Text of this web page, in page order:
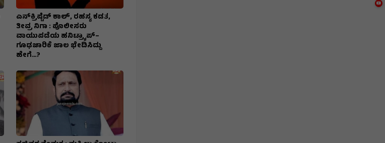
ಎನ್‌ಕ್ರಿಪ್ಟೆಡ್‌ ಕಾಲ್‌, ರಹಸ್ಯ ಕಡತ,
ತೀವ್ರ ನಿಗಾ : ಪೊಲೀಸರು
ವಾಯುಪಡೆಯ ಹನಿಟ್ರ್ಯಾಪ್–
ಗೂಢಚಾರಿಕೆ ಜಾಲ ಭೇದಿಸಿದ್ದು
ಹೇಗೆ…?